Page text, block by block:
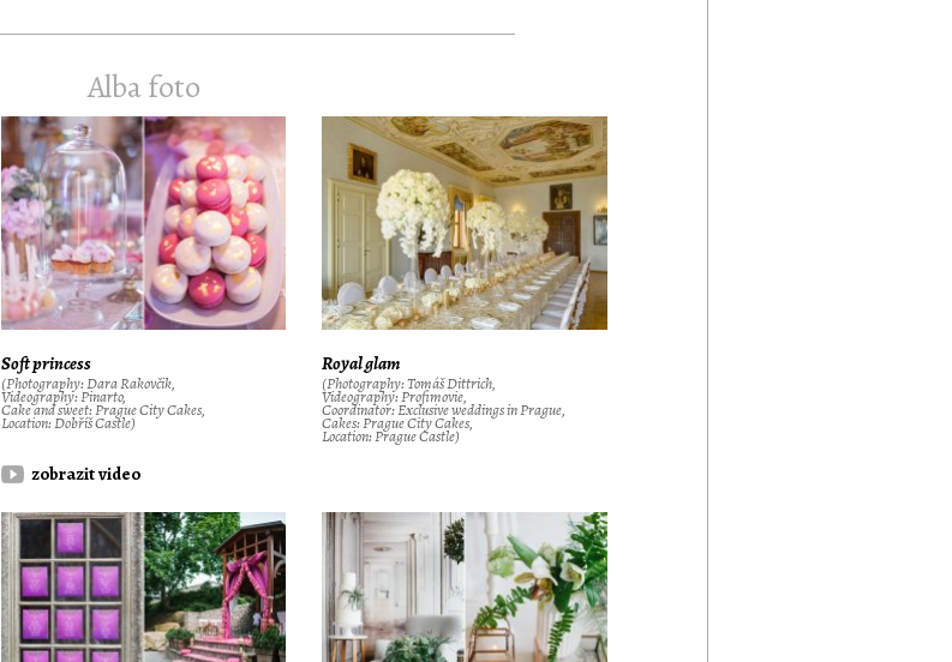
Alba foto
Soft princess
(Photography: Dara Rakovčik,
Videography: Pinarto,
Cake and sweet: Prague City Cakes,
Location: Dobříš Castle)
Royal glam
(Photography: Tomáš Dittrich,
Videography: Profimovie,
Coordinator: Exclusive weddings in Prague,
Cakes: Prague City Cakes,
Location: Prague Castle)
zobrazit video